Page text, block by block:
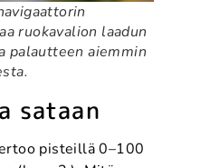
ruokavalion laadun
palautteen aiemmin
sataan
pisteillä 0–100